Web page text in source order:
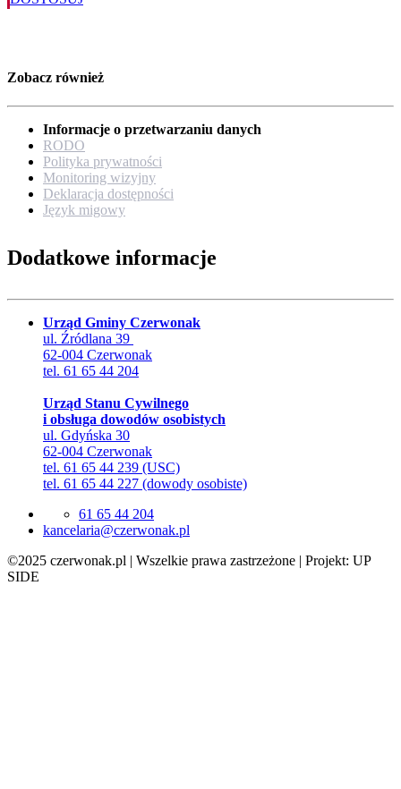
Zobacz również
Informacje o przetwarzaniu danych
RODO
Polityka prywatności
Monitoring wizyjny
Deklaracja dostępności
Język migowy
Dodatkowe informacje
Urząd Gminy Czerwonak
ul. Źródlana 39
62-004 Czerwonak
tel. 61 65 44 204
Urząd Stanu Cywilnego
i obsługa dowodów osobistych
ul. Gdyńska 30
62-004 Czerwonak
tel. 61 65 44 239 (USC)
tel. 61 65 44 227 (dowody osobiste)
61 65 44 204
lp.kanowrezc@airalecnak
©2025 czerwonak.pl | Wszelkie prawa zastrzeżone | Projekt: UP
SIDE